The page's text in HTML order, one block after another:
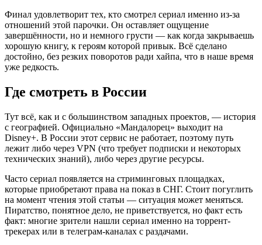
Финал удовлетворит тех, кто смотрел сериал именно из-за
отношений этой парочки. Он оставляет ощущение
завершённости, но и немного грусти — как когда закрываешь
хорошую книгу, к героям которой привык. Всё сделано
достойно, без резких поворотов ради хайпа, что в наше время
уже редкость.
Где смотреть в России
Тут всё, как и с большинством западных проектов, — история
с географией. Официально «Мандалорец» выходит на
Disney+. В России этот сервис не работает, поэтому путь
лежит либо через VPN (что требует подписки и некоторых
технических знаний), либо через другие ресурсы.
Часто сериал появляется на стриминговых площадках,
которые приобретают права на показ в СНГ. Стоит погуглить
на момент чтения этой статьи — ситуация может меняться.
Пиратство, понятное дело, не приветствуется, но факт есть
факт: многие зрители нашли сериал именно на торрент-
трекерах или в телеграм-каналах с раздачами.